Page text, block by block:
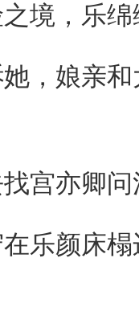
境，乐
娘亲和
亦卿问
颜床榻